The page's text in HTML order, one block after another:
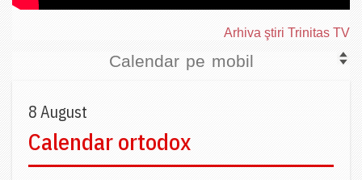
Arhiva ştiri Trinitas TV
Calendar pe mobil
8 August
Calendar ortodox